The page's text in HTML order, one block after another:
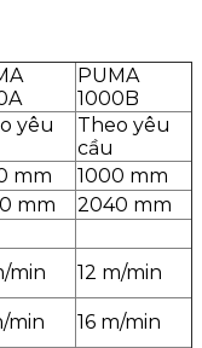
PUMA
1000B
yêu
Theo yêu
cầu
mm
1000 mm
mm
2040 mm
min
12 m/min
min
16 m/min